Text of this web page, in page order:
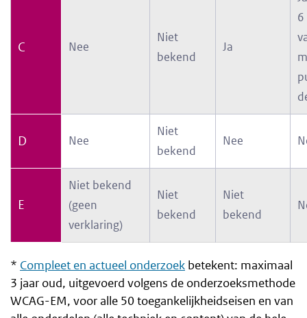
C Nee
Niet
bekend
Ja
D Nee
Niet
bekend
Nee
E
Niet bekend
(geen
verklaring)
Niet
bekend
Niet
bekend
* Compleet en actueel onderzoek betekent: maximaal
3 jaar oud, uitgevoerd volgens de onderzoeksmethode
WCAG-EM, voor alle 50 toegankelijkheidseisen en van